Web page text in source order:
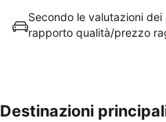
Secondo le valutazioni
rapporto qualità/prezzo
Destinazioni